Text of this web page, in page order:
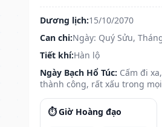
Dương lịch:15/10/2070
Can chi:Ngày: Quý Sửu,
Tiết khí:Hàn lộ
Ngày Bạch Hổ Túc: Cấm đi
thành công, rất xấu trong
⏱️ Giờ Hoàng đạo